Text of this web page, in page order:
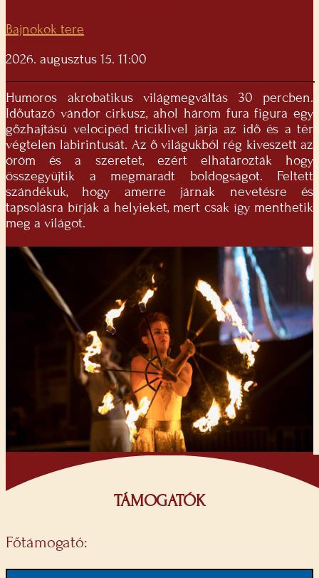
Bajnokok tere
2026. augusztus 15. 11:00
Humoros akrobatikus világmegváltás 30 percben.
Időutazó vándor cirkusz, ahol három fura figura egy
gőzhajtású velocipéd triciklivel járja az idő és a tér
végtelen labirintusát. Az ő világukból rég kiveszett az
öröm és a szeretet, ezért elhatározták hogy
összegyüjtik a megmaradt boldogságot. Feltett
szándékuk, hogy amerre járnak nevetésre és
tapsolásra bírják a helyieket, mert csak így menthetik
meg a világot.
TÁMOGATÓK
Főtámogató: